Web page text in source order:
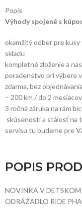
Popis
Výhody spojené s
okamžitý odber pre kusy
skladu
kompletné zloženie a
poradenstvo pri výbere
zdarma, bez
– 200 km / do 2
3 ročná záruka na rám
skúsenosti a stálosť na
servisu tu budeme pre
POPIS
NOVINKA V DETSKOM
ODRÁŽADLO RIDE